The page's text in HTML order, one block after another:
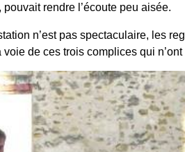
rendre l’écoute peu aisée.
n’est pas spectaculaire, les
voie de ces trois complices qui